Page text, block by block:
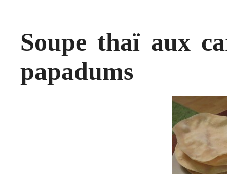
Soupe thaï aux
papadums